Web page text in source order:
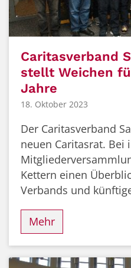
Caritasverband
stellt Weichen
Jahre
18. Oktober 2023
Der Caritasverband
neuen Caritasrat. Bei
Kettern einen
Verbands und
Mehr